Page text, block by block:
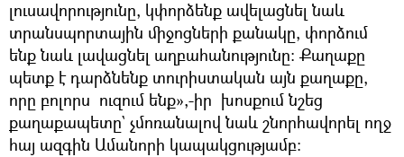
լուսավորությունը, կփորձենք ավելացնել նաև
տրանսպորտային միջոցների քանակը, փորձում
ենք նաև լավացնել աղբահանությունը։ Քաղաքը
պետք է դարձնենք տուրիստական այն քաղաքը,
որը բոլորս ուզում ենք»,-իր խոսքում նշեց
քաղաքապետը` չմոռանալով նաև շնորհավորել ողջ
հայ ազգին Ամանորի կապակցությամբ: